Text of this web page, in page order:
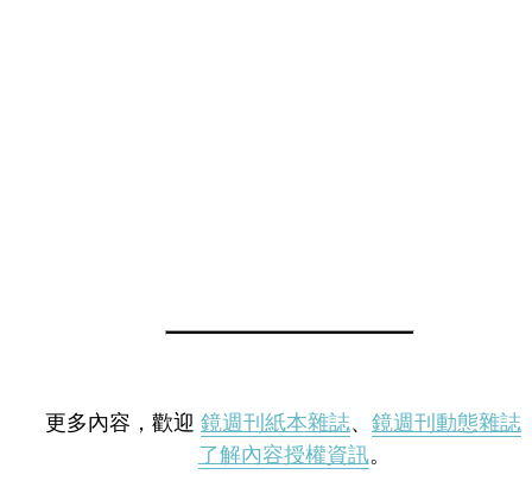
更多內容，歡迎 鏡週刊紙本雜誌、 鏡週刊動態雜誌
了解內容授權資訊。